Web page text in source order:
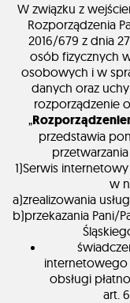
W związku z
Rozporządzenia
2016/679 z dnia
osób fizycznych
osobowych i w
danych oraz
rozporządzenie
„
przedstawia
1)Serwis
w
a)zrealizowania
b)przekazania Pani/
internetowego
obsługi
art.